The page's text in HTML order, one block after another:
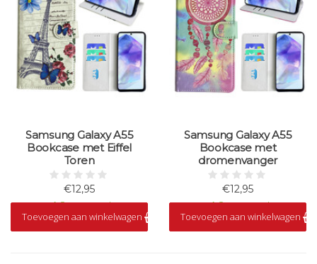
Samsung Galaxy A55
Bookcase met Eiffel
Toren
€12,95
Op voorraad
Toevoegen aan winkelwagen
Samsung Galaxy A55
Bookcase met
dromenvanger
€12,95
Op voorraad
Toevoegen aan winkelwagen